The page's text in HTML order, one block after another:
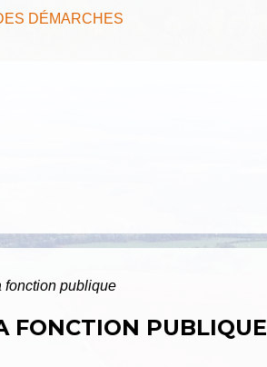
DÉMARCHES
fonction publique
FONCTION PUBLIQUE